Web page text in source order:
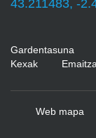
43.211483, -
Gardentasuna
Kexak
Web mapa